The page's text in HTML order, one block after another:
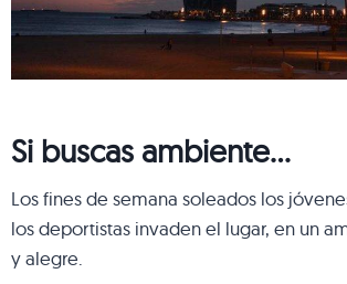
Si buscas ambiente…
Los fines de semana soleados los
los deportistas invaden el lugar, en un
y alegre.